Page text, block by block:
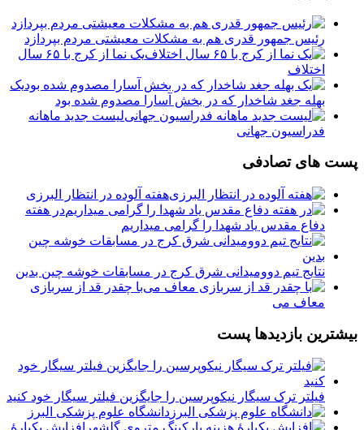
رئیس جمهور قدری هم به مشکلات معیشتی مردم بپردازد
یک نما از کرج با ۶۵ سال
اختلاف
یک
بهله جغد شاخدار که در بخش آسارا مصدوم شده بود
لیست جدید ماهانه
فدراسیون جهانی
پست های تصادفی
️هفته آلوده در انتظار البرزی
در هفته
دفاع مقدس یاد شهدا را گرامی میداریم
نتایج تیم دوومیدانی شرق کرج در مسابقات خوشه چین بدین
️با چقدر قد از سربازی
معاف می
بیشترین بازدیدها پست
فیلتر ترک سیگار نیکوپرسین را جایگزین فیلتر سیگار خود کنید
دانشگاه علوم پزشکی البرز